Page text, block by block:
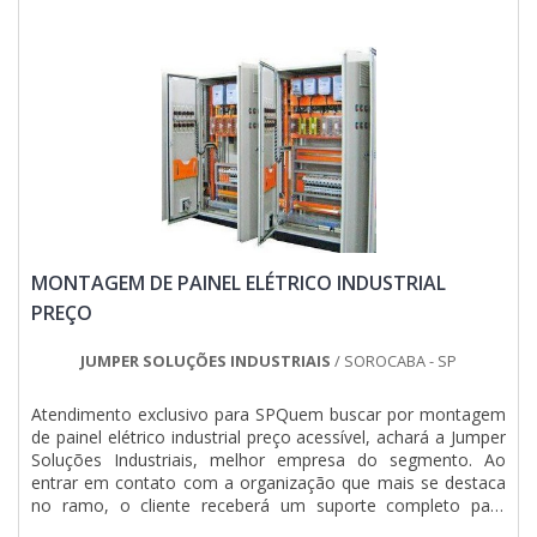
MONTAGEM DE PAINEL ELÉTRICO INDUSTRIAL
PREÇO
JUMPER SOLUÇÕES INDUSTRIAIS / SOROCABA - SP
Atendimento exclusivo para SPQuem buscar por montagem
de painel elétrico industrial preço acessível, achará a Jumper
Soluções Industriais, melhor empresa do segmento. Ao
entrar em contato com a organização que mais se destaca
no ramo, o cliente receberá um suporte completo para